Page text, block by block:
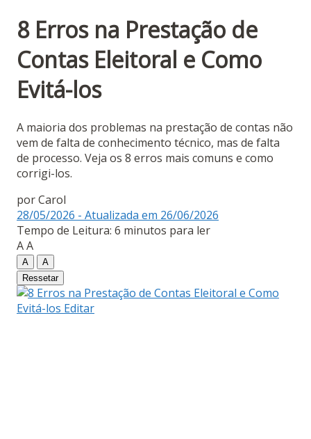
8 Erros na Prestação de
Contas Eleitoral e Como
Evitá-los
A maioria dos problemas na prestação de contas não
vem de falta de conhecimento técnico, mas de falta
de processo. Veja os 8 erros mais comuns e como
corrigi-los.
porCarol
28/05/2026 - Atualizada em 26/06/2026
Tempo de Leitura: 6 minutos para ler
AA
A
A
Ressetar